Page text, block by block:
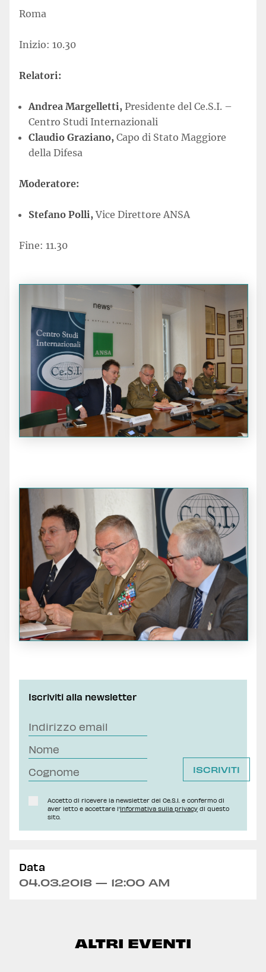
Roma
Inizio: 10.30
Relatori:
Andrea Margelletti, Presidente del Ce.S.I. –
Centro Studi Internazionali
Claudio Graziano, Capo di Stato Maggiore
della Difesa
Moderatore:
Stefano Polli,Vice Direttore ANSA
Fine: 11.30
Iscriviti alla newsletter
Accetto di ricevere la newsletter del Ce.S.I. e confermo di
aver letto e accettare l'Informativa sulla privacy di questo
sito.
Data
04.03.2018 — 12:00 AM
ALTRI EVENTI